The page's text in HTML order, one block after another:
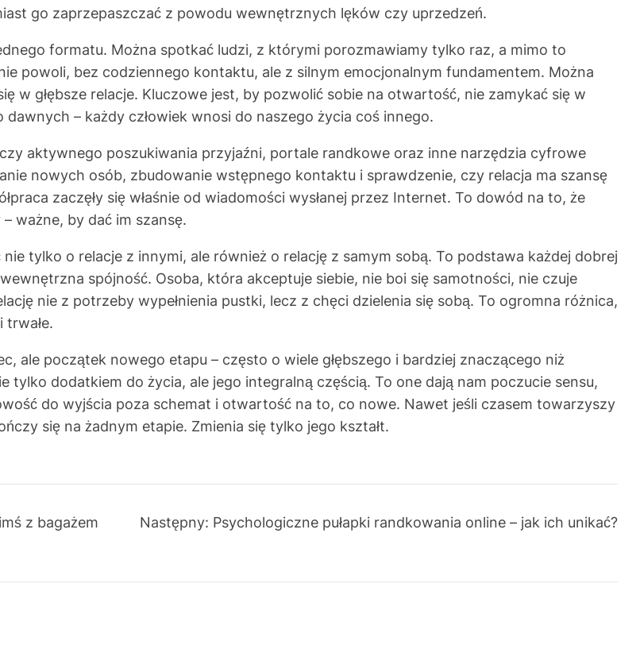
go zaprzepaszczać z powodu wewnętrznych lęków czy uprzedzeń.
formatu. Można spotkać ludzi, z którymi porozmawiamy tylko raz, a mimo to
powoli, bez codziennego kontaktu, ale z silnym emocjonalnym fundamentem. Można
w głębsze relacje. Kluczowe jest, by pozwolić sobie na otwartość, nie zamykać się w
– każdy człowiek wnosi do naszego życia coś innego.
aktywnego poszukiwania przyjaźni, portale randkowe oraz inne narzędzia cyfrowe
nowych osób, zbudowanie wstępnego kontaktu i sprawdzenie, czy relacja ma szansę
zaczęły się właśnie od wiadomości wysłanej przez Internet. To dowód na to, że
ważne, by dać im szansę.
tylko o relacje z innymi, ale również o relację z samym sobą. To podstawa każdej dobrej
spójność. Osoba, która akceptuje siebie, nie boi się samotności, nie czuje
nie z potrzeby wypełnienia pustki, lecz z chęci dzielenia się sobą. To ogromna różnica,
trwałe.
ale początek nowego etapu – często o wiele głębszego i bardziej znaczącego niż
tylko dodatkiem do życia, ale jego integralną częścią. To one dają nam poczucie sensu,
do wyjścia poza schemat i otwartość na to, co nowe. Nawet jeśli czasem towarzyszy
się na żadnym etapie. Zmienia się tylko jego kształt.
z bagażem
Następny: Psychologiczne pułapki randkowania online – jak ich unikać?